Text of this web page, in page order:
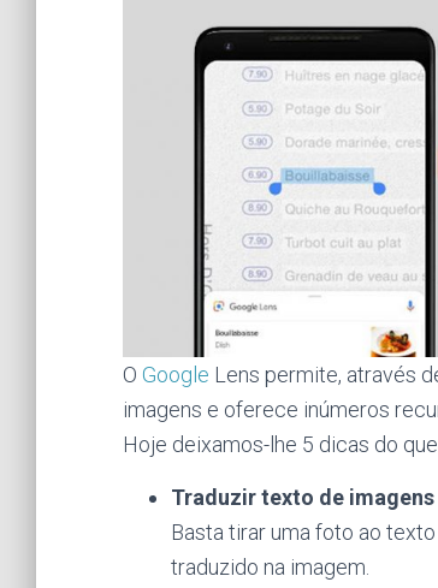
O Google Lens permite, através
imagens e oferece inúmeros
Hoje deixamos-lhe 5 dicas do
Traduzir texto de imagens
Basta tirar uma foto ao
traduzido na imagem.